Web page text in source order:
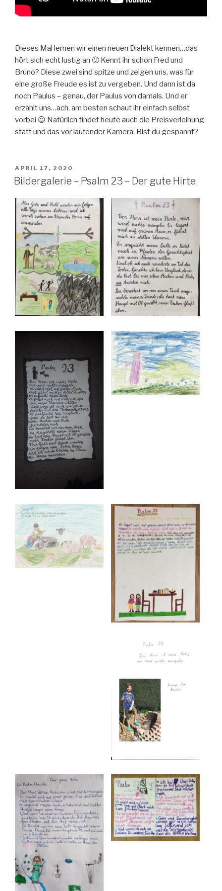
Dieses Mal lernen wir einen neuen Dialekt kennen…das
hört sich echt lustig an 🙂 Kennt ihr schon Fred und
Bruno? Diese zwei sind spitze und zeigen uns, was für
eine große Freude es ist zu vergeben. Und dann ist da
noch Paulus – genau, der Paulus von damals. Und er
erzählt uns…ach, am besten schaut ihr einfach selbst
vorbei 😉 Natürlich findet heute auch die Preisverleihung
statt und das vor laufender Kamera. Bist du gespannt?
VERÖFFENTLICHT
AM
APRIL 17, 2020
Bildergalerie – Psalm 23 – Der gute Hirte